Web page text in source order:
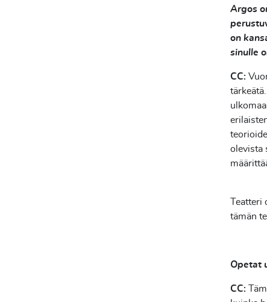
Argos
on
sinulle
CC:
olevista
Teatteri
tämän
Opetat
CC: